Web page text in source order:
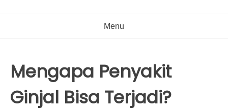
Menu
Mengapa Penyakit
Ginjal Bisa Terjadi?